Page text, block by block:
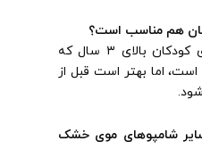
استفاده از این شامپو برای کودکان بالای ۳ سال که
اما بهتر است قبل از
شامپوهای موی خشک